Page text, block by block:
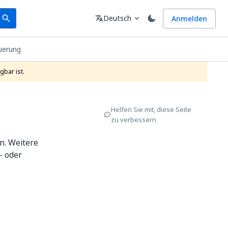
search Sprache
translateDeutsch expand_more Anmelden
ist.
Weitere
oder
Helfen Sie mit, diese Seite
zu verbessern